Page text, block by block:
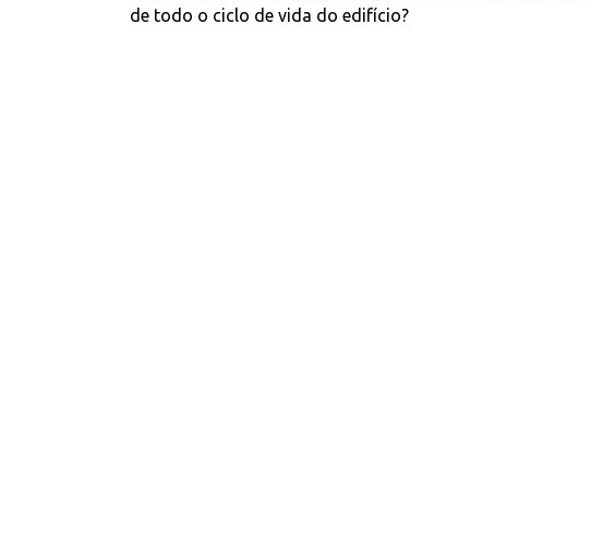
de todo o ciclo de vida do edifício?